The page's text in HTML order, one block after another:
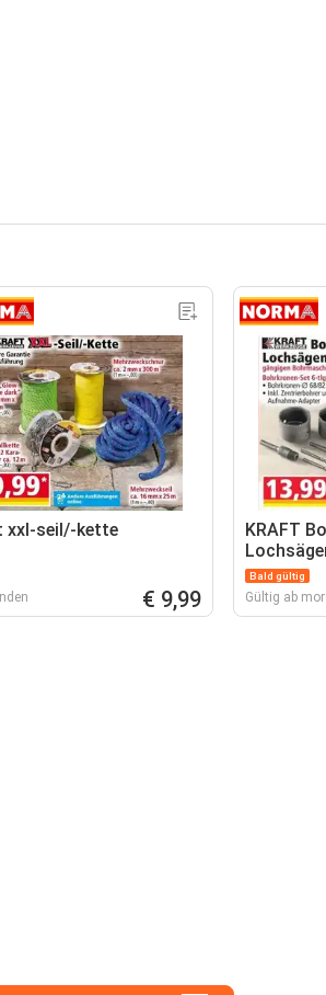
xxl-seil/-kette
€ 9,99
KRAFT
Bald gültig
Gültig ab